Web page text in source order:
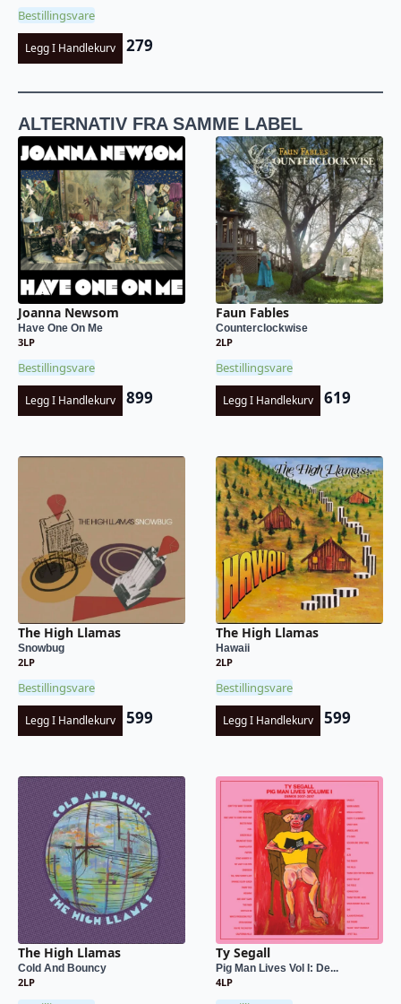
Bestillingsvare
Legg I Handlekurv 279
ALTERNATIV FRA SAMME LABEL
Joanna Newsom
Have One On Me
3LP
Bestillingsvare
Legg I Handlekurv 899
Faun Fables
Counterclockwise
2LP
Bestillingsvare
Legg I Handlekurv 619
The High Llamas
Snowbug
2LP
Bestillingsvare
Legg I Handlekurv 599
The High Llamas
Hawaii
2LP
Bestillingsvare
Legg I Handlekurv 599
The High Llamas
Cold And Bouncy
2LP
Ty Segall
Pig Man Lives Vol I: De...
4LP